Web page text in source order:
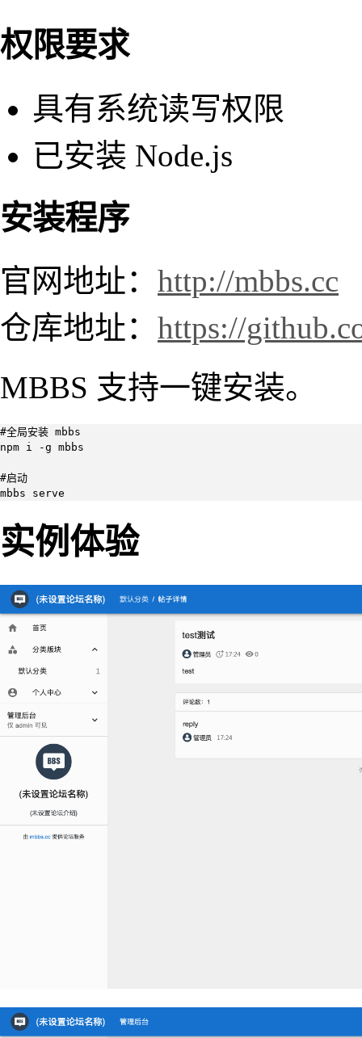
权限要求
具有系统读写权限
已安装 Node.js
安装程序
官网地址： http://mbbs.cc
仓库地址： https://
MBBS 支持一键安装。
#全局安装 mbbs
npm i -g mbbs
#启动
mbbs serve
实例体验